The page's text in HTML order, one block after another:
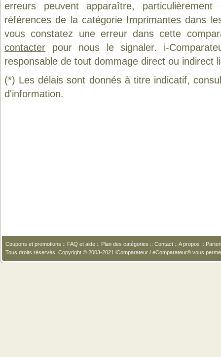
erreurs peuvent apparaître,
références de la catégorie Imprimantes dans
vous constatez une erreur dans cette
contacter pour nous le signaler. i-
responsable de tout dommage direct ou indirect
(*) Les délais sont donnés à titre indicatif,
d'information.
Coupons et promotions :: FAQ et aide :: Plan des catégories :: Contact :: A propos ::
Tous droits réservés. Copyright © 2003-2021 iComparateur / eComparateur® vous